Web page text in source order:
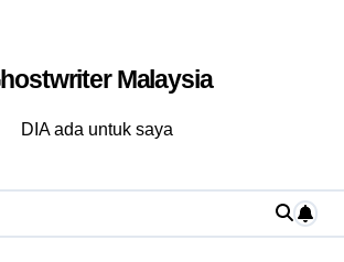
Malaysia
DIA ada untuk saya